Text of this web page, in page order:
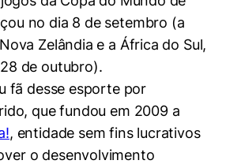
no dia 8 de setembro (a
Zelândia e a África do Sul,
de outubro).
fã desse esporte por
que fundou em 2009 a
, entidade sem fins lucrativos
o desenvolvimento
necessários